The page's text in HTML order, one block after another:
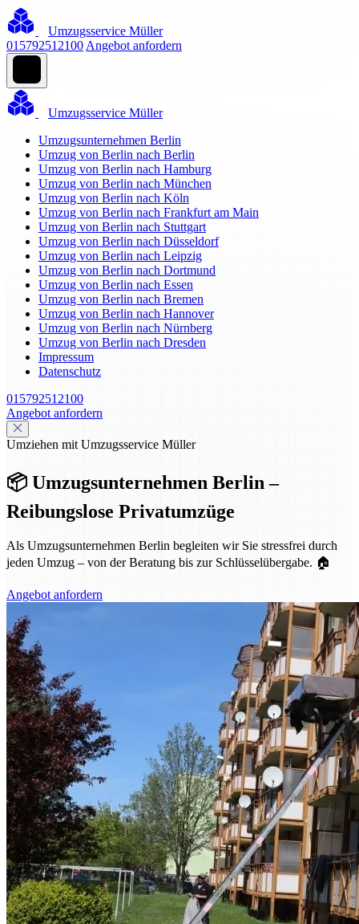
Umzugsservice Müller
015792512100 Angebot anfordern
Umzugsservice Müller
Umzugsunternehmen Berlin
Umzug von Berlin nach Berlin
Umzug von Berlin nach Hamburg
Umzug von Berlin nach München
Umzug von Berlin nach Köln
Umzug von Berlin nach Frankfurt am Main
Umzug von Berlin nach Stuttgart
Umzug von Berlin nach Düsseldorf
Umzug von Berlin nach Leipzig
Umzug von Berlin nach Dortmund
Umzug von Berlin nach Essen
Umzug von Berlin nach Bremen
Umzug von Berlin nach Hannover
Umzug von Berlin nach Nürnberg
Umzug von Berlin nach Dresden
Impressum
Datenschutz
015792512100
Angebot anfordern
Umziehen mit Umzugsservice Müller
📦 Umzugsunternehmen Berlin –
Reibungslose Privatumzüge
Als Umzugsunternehmen Berlin begleiten wir Sie stressfrei durch
jeden Umzug – von der Beratung bis zur Schlüsselübergabe. 🏠
Angebot anfordern